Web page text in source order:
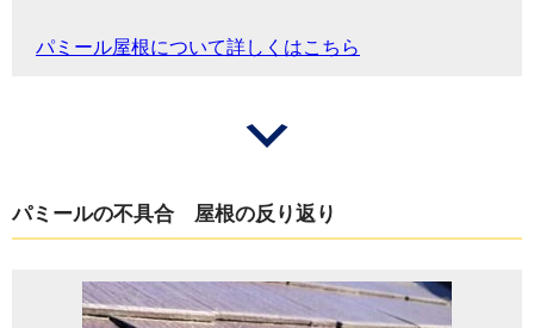
パミール屋根について詳しくはこちら
パミールの不具合 屋根の反り返り